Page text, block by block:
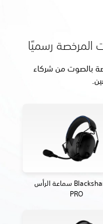
المرخصة رسميًا
بالصوت من شركاء
سماعة الرأس Blackshark V3
PRO